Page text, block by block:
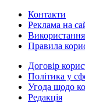
Контакти
Реклама на
Використання
Правила
Договір
Політика у
Угода щодо
Редакція